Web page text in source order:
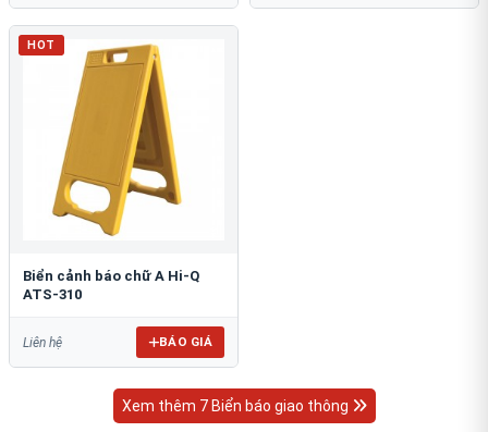
HOT
Biển cảnh báo chữ A Hi-Q
ATS-310
Liên hệ BÁO GIÁ
Xem thêm 7 Biển báo giao thông